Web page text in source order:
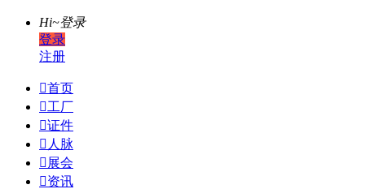
Hi~登录
登录
注册
首页
工厂
证件
 人脉
 展会
资讯